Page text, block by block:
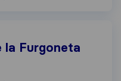
la Furgoneta